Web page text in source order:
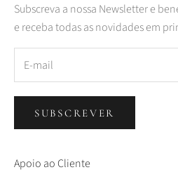
Subscreva a nossa Newsletter e
e receba todas as novidades em
SUBSCREVER
Apoio ao Cliente